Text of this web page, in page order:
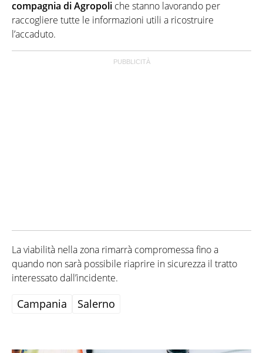
compagnia di Agropoli che stanno lavorando per
raccogliere tutte le informazioni utili a ricostruire
l’accaduto.
La viabilità nella zona rimarrà compromessa fino a
quando non sarà possibile riaprire in sicurezza il tratto
interessato dall’incidente.
Campania Salerno